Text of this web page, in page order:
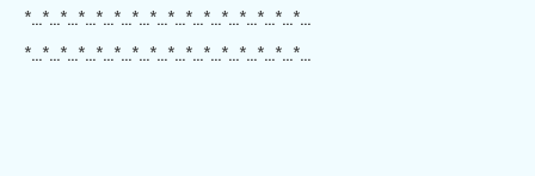
*…*…*…*…*…*…*…*…*…*…*…*…*…*…*…*…
*…*…*…*…*…*…*…*…*…*…*…*…*…*…*…*…